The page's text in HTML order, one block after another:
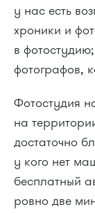
у нас есть
хроники и
в
фотографов,
Фотостудия
на
достаточно
у кого нет
бесплатный
ровно две